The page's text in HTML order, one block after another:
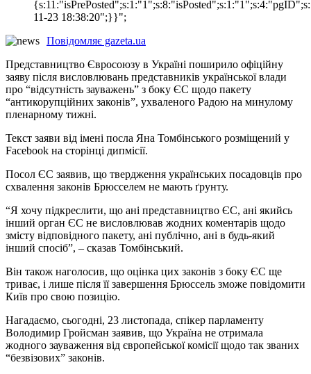
11-23 18:38:20";}}";
Повідомляє gazeta.ua
Представництво Євросоюзу в Україні поширило офіційну
заяву після висловлювань представників української влади
про “відсутність зауважень” з боку ЄС щодо пакету
“антикорупційних законів”, ухваленого Радою на минулому
пленарному тижні.
Текст заяви від імені посла Яна Томбінського розміщений у
Facebook на сторінці дипмісії.
Посол ЄС заявив, що твердження українських посадовців про
схвалення законів Брюсселем не мають ґрунту.
“Я хочу підкреслити, що ані представництво ЄС, ані якийсь
інший орган ЄС не висловлював жодних коментарів щодо
змісту відповідного пакету, ані публічно, ані в будь-який
інший спосіб”, – сказав Томбінський.
Він також наголосив, що оцінка цих законів з боку ЄС ще
триває, і лише після її завершення Брюссель зможе повідомити
Київ про свою позицію.
Нагадаємо, сьогодні, 23 листопада, спікер парламенту
Володимир Гройсман заявив, що Україна не отримала
жодного зауваження від європейської комісії щодо так званих
“безвізових” законів.